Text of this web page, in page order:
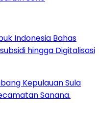
Indonesia Bahas
hingga Digitalisasi